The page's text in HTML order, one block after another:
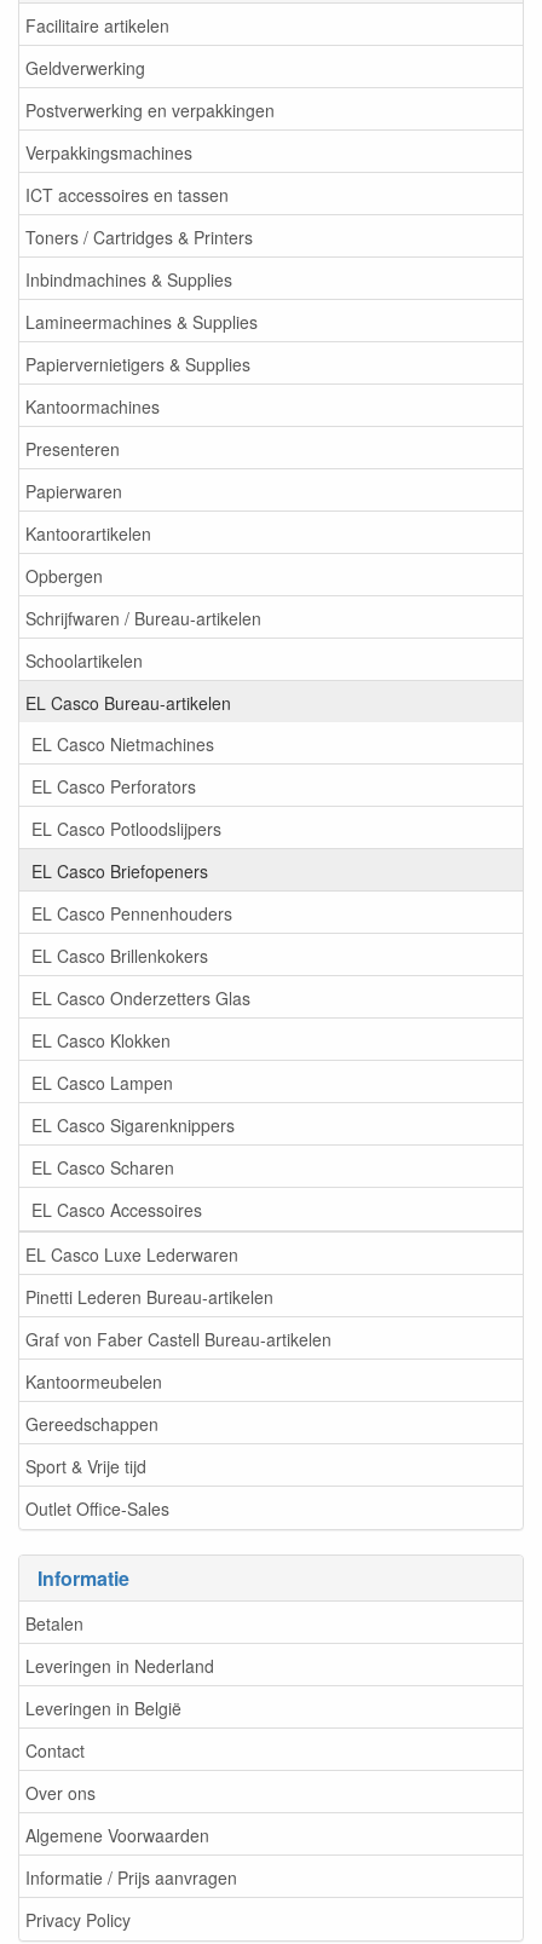
Facilitaire artikelen
Geldverwerking
Postverwerking en verpakkingen
Verpakkingsmachines
ICT accessoires en tassen
Toners / Cartridges & Printers
Inbindmachines & Supplies
Lamineermachines & Supplies
Papiervernietigers & Supplies
Kantoormachines
Presenteren
Papierwaren
Kantoorartikelen
Opbergen
Schrijfwaren / Bureau-artikelen
Schoolartikelen
EL Casco Bureau-artikelen
EL Casco Nietmachines
EL Casco Perforators
EL Casco Potloodslijpers
EL Casco Briefopeners
EL Casco Pennenhouders
EL Casco Brillenkokers
EL Casco Onderzetters Glas
EL Casco Klokken
EL Casco Lampen
EL Casco Sigarenknippers
EL Casco Scharen
EL Casco Accessoires
EL Casco Luxe Lederwaren
Pinetti Lederen Bureau-artikelen
Graf von Faber Castell Bureau-artikelen
Kantoormeubelen
Gereedschappen
Sport & Vrije tijd
Outlet Office-Sales
Informatie
Betalen
Leveringen in Nederland
Leveringen in België
Contact
Over ons
Algemene Voorwaarden
Informatie / Prijs aanvragen
Privacy Policy